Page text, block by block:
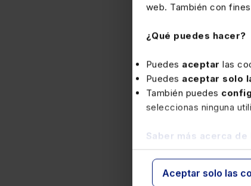
web. También con
¿Qué puedes hacer?
Puedes aceptar las
Puedes aceptar solo
También puedes
seleccionas ninguna
Saber más acerca
Aceptar solo las